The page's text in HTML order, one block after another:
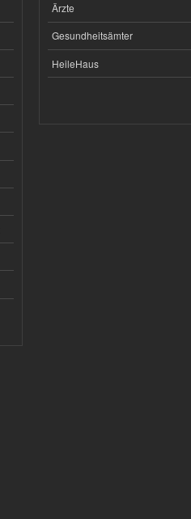
Ärzte
Gesundheitsämter
HeileHaus